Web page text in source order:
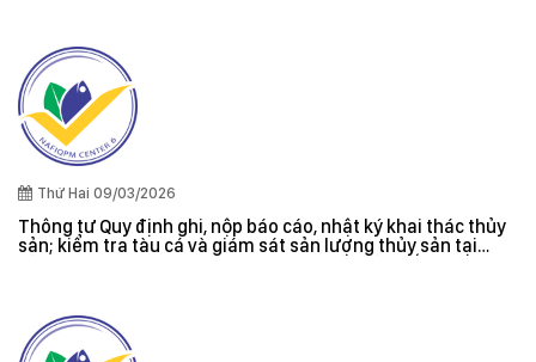
Thứ Hai 09/03/2026
Thông tư Quy định ghi, nộp báo cáo, nhật ký khai thác thủy
sản; kiểm tra tàu cá và giám sát sản lượng thủy sản tại